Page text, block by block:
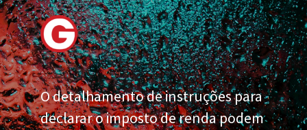
O detalhamento de instruções para
declarar o imposto de renda podem